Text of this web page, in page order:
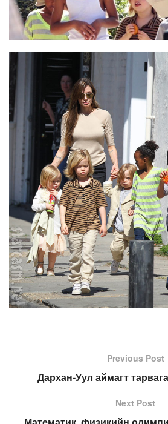
Previous Post
Дархан-Уул аймагт
Next Post